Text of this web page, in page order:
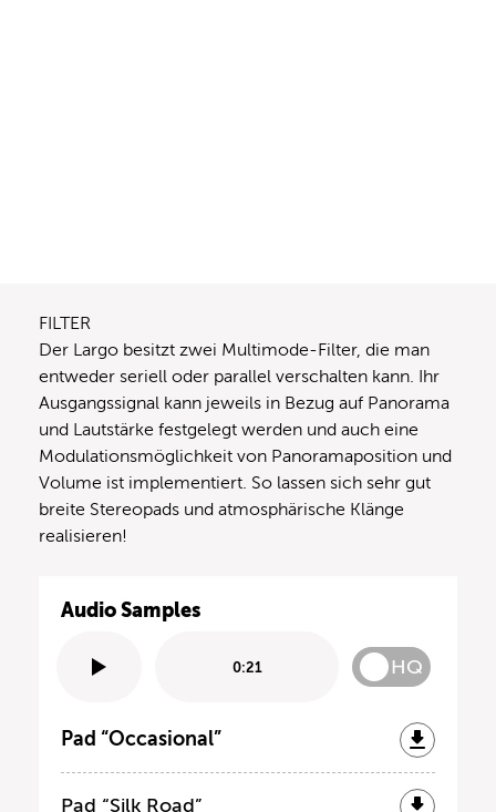
FILTER
Der Largo besitzt zwei Multimode-Filter, die man
entweder seriell oder parallel verschalten kann. Ihr
Ausgangssignal kann jeweils in Bezug auf Panorama
und Lautstärke festgelegt werden und auch eine
Modulationsmöglichkeit von Panoramaposition und
Volume ist implementiert. So lassen sich sehr gut
breite Stereopads und atmosphärische Klänge
realisieren!
Audio Samples
0:21 HQ
Pad “Occasional”
Pad “Silk Road”